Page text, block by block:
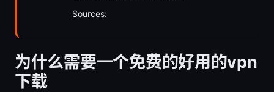
Sources:
为什么需要一个免费的好用的vpn
下载